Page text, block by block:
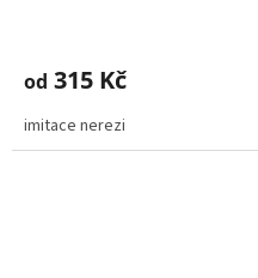
od 315 Kč
imitace nerezi